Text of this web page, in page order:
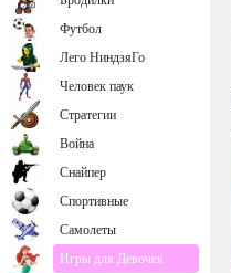
Футбол
Лего НиндзяГо
Человек паук
Стратегии
Война
Снайпер
Спортивные
Самолеты
Игры для Девочек